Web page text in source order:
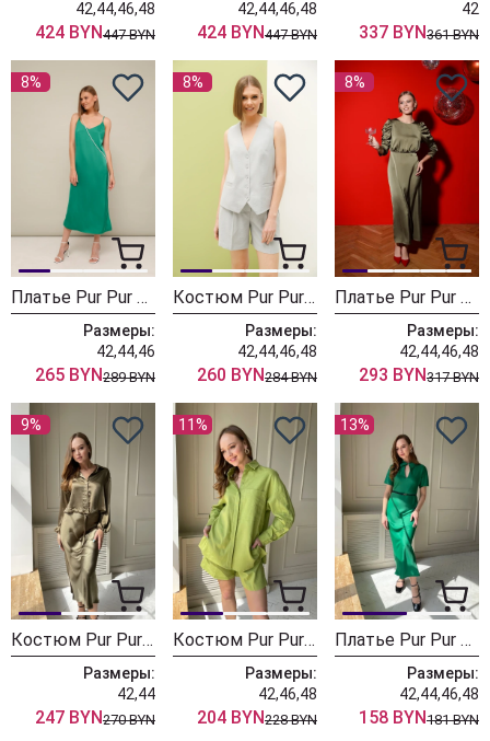
42,44,46,48
424 BYN447 BYN
42,44,46,48
424 BYN447 BYN
42
337 BYN361 BYN
8%
Платье Pur Pur 11-098/2
Размеры:
42,44,46
265 BYN289 BYN
8%
Костюм Pur Pur 11-291/1
Размеры:
42,44,46,48
260 BYN284 BYN
8%
Платье Pur Pur 11-246
Размеры:
42,44,46,48
293 BYN317 BYN
9%
Костюм Pur Pur 11-150
Размеры:
42,44
247 BYN270 BYN
11%
Костюм Pur Pur 11-087/5
Размеры:
42,46,48
204 BYN228 BYN
13%
Платье Pur Pur 11-195
Размеры:
42,44,46,48
158 BYN181 BYN